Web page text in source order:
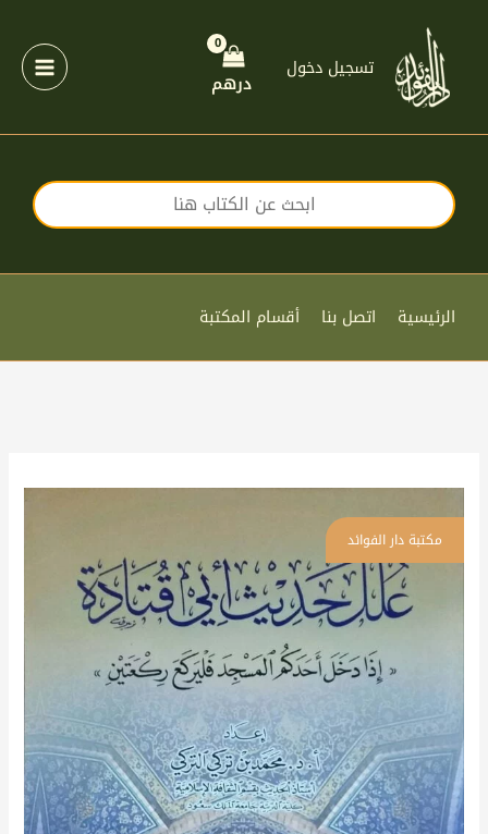
المحتوى
تسجيل دخول
درهم
الرئيسية اتصل بنا أقسام المكتبة
قتادة
\
غلاف